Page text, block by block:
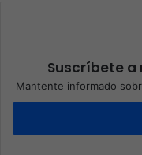
Suscríbete a
Mantente informado